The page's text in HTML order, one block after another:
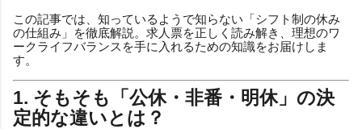
この記事では、知っているようで知らない「シフト制の休み
の仕組み」を徹底解説。求人票を正しく読み解き、理想のワ
ークライフバランスを手に入れるための知識をお届けしま
す。
1. そもそも「公休・非番・明休」の決
定的な違いとは？